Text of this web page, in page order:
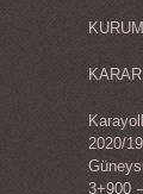
2020/
3+900